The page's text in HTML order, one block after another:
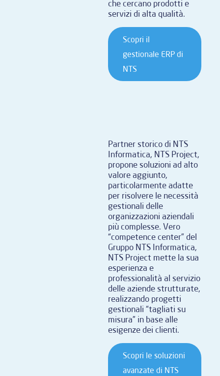
che cercano prodotti e
servizi di alta qualità.
Scopri il
gestionale ERP di
NTS
Partner storico di NTS
Informatica, NTS Project,
propone soluzioni ad alto
valore aggiunto,
particolarmente adatte
per risolvere le necessità
gestionali delle
organizzazioni aziendali
più complesse. Vero
“competence center” del
Gruppo NTS Informatica,
NTS Project mette la sua
esperienza e
professionalità al servizio
delle aziende strutturate,
realizzando progetti
gestionali “tagliati su
misura” in base alle
esigenze dei clienti.
Scopri le soluzioni
avanzate di NTS